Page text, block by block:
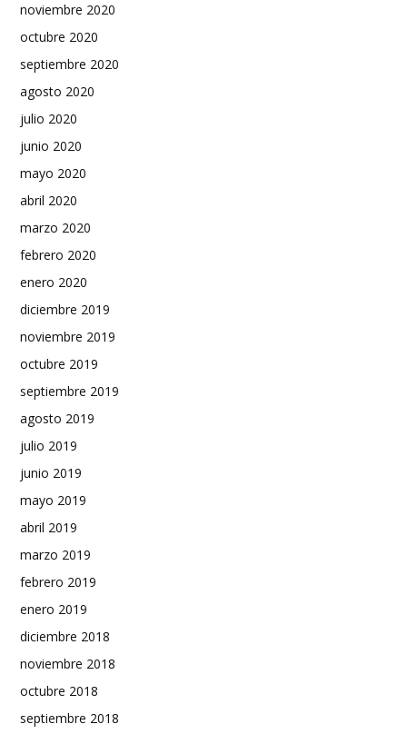
noviembre 2020
octubre 2020
septiembre 2020
agosto 2020
julio 2020
junio 2020
mayo 2020
abril 2020
marzo 2020
febrero 2020
enero 2020
diciembre 2019
noviembre 2019
octubre 2019
septiembre 2019
agosto 2019
julio 2019
junio 2019
mayo 2019
abril 2019
marzo 2019
febrero 2019
enero 2019
diciembre 2018
noviembre 2018
octubre 2018
septiembre 2018